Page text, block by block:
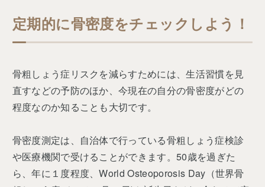
定期的に骨密度をチェックしよう！
骨粗しょう症リスクを減らすためには、生活習慣を見
直すなどの予防のほか、今現在の自分の骨密度がどの
程度なのか知ることも大切です。
骨密度測定は、自治体で行っている骨粗しょう症検診
や医療機関で受けることができます。50歳を過ぎた
ら、年に１度程度、World Osteoporosis Day（世界骨